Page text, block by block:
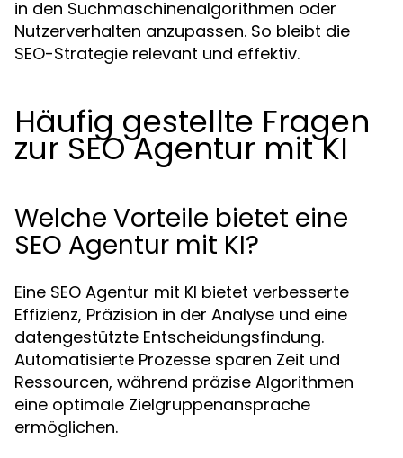
in den Suchmaschinenalgorithmen oder
Nutzerverhalten anzupassen. So bleibt die
SEO-Strategie relevant und effektiv.
Häufig gestellte Fragen
zur SEO Agentur mit KI
Welche Vorteile bietet eine
SEO Agentur mit KI?
Eine SEO Agentur mit KI bietet verbesserte
Effizienz, Präzision in der Analyse und eine
datengestützte Entscheidungsfindung.
Automatisierte Prozesse sparen Zeit und
Ressourcen, während präzise Algorithmen
eine optimale Zielgruppenansprache
ermöglichen.